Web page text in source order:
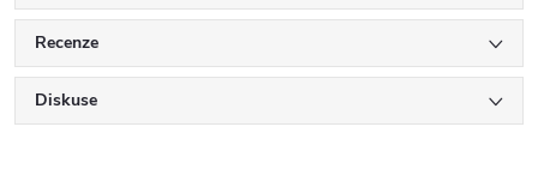
Recenze
Diskuse